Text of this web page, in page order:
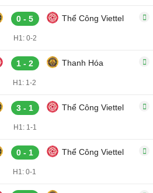
0 - 5 Thể Công Viettel
H1: 0-2
1 - 2 Thanh Hóa
H1: 1-2
3 - 1 Thể Công Viettel
H1: 1-1
0 - 1 Thể Công Viettel
H1: 0-1